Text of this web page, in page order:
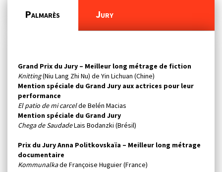
Palmarès Jury
Grand Prix du Jury – Meilleur long métrage de fiction
Knitting(Niu Lang Zhi Nu) de Yin Lichuan (Chine)
Mention spéciale du Grand Jury aux actrices pour leur
performance
El patio de mi carcelde Belén Macias
Mention spéciale du Grand Jury
Chega de SaudadeLais Bodanzki (Brésil)
Prix du Jury Anna Politkovskaïa – Meilleur long métrage
documentaire
Kommunalkade Françoise Huguier (France)